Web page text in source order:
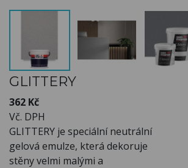
GLITTERY
362 Kč
Vč. DPH
GLITTERY je speciální neutrální
gelová emulze, která dekoruje
stěny velmi malými a